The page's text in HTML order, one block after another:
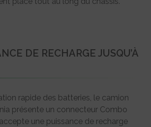
DE RECHARGE JUSQU’À
rapide des batteries, le camion
présente un connecteur Combo
une puissance de recharge